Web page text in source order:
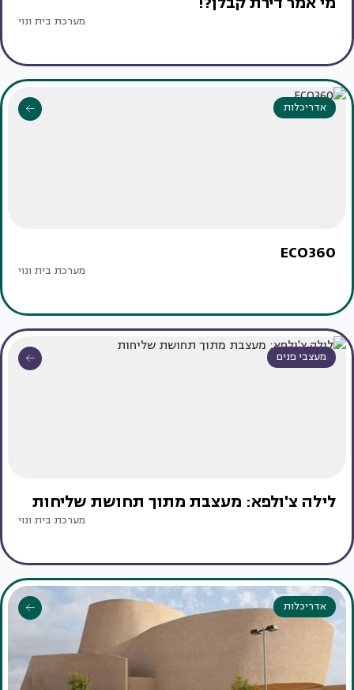
מערכת בית ונוי
אדריכלות
ECO360
מערכת בית ונוי
מעצבי פנים
לילה צ'ולפא: מעצבת מתוך תחושת שליחות
מערכת בית ונוי
אדריכלות